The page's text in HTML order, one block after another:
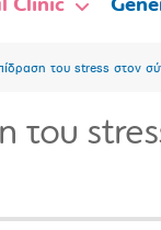
Clinic
του stress στον
του